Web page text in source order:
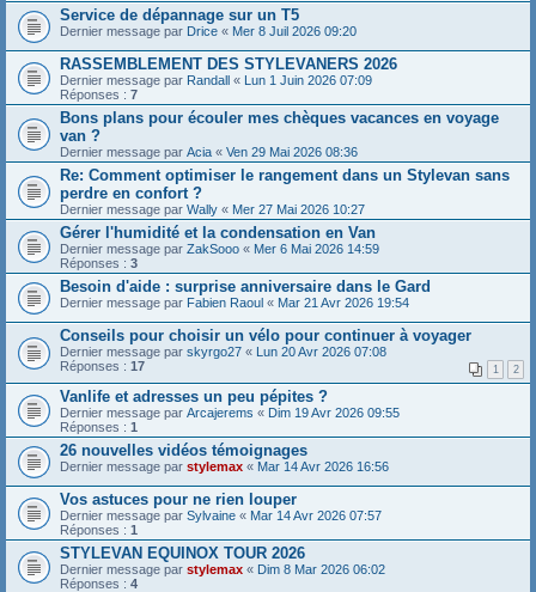
Service de dépannage sur un T5
Dernier message par Drice « Mer 8 Juil 2026 09:20
RASSEMBLEMENT DES STYLEVANERS 2026
Dernier message par Randall « Lun 1 Juin 2026 07:09
Réponses : 7
Bons plans pour écouler mes chèques vacances en voyage
van ?
Dernier message par Acia « Ven 29 Mai 2026 08:36
Re: Comment optimiser le rangement dans un Stylevan sans
perdre en confort ?
Dernier message par Wally « Mer 27 Mai 2026 10:27
Gérer l'humidité et la condensation en Van
Dernier message par ZakSooo « Mer 6 Mai 2026 14:59
Réponses : 3
Besoin d'aide : surprise anniversaire dans le Gard
Dernier message par Fabien Raoul « Mar 21 Avr 2026 19:54
Conseils pour choisir un vélo pour continuer à voyager
Dernier message par skyrgo27 « Lun 20 Avr 2026 07:08
Réponses : 17 1 2
Vanlife et adresses un peu pépites ?
Dernier message par Arcajerems « Dim 19 Avr 2026 09:55
Réponses : 1
26 nouvelles vidéos témoignages
Dernier message par stylemax « Mar 14 Avr 2026 16:56
Vos astuces pour ne rien louper
Dernier message par Sylvaine « Mar 14 Avr 2026 07:57
Réponses : 1
STYLEVAN EQUINOX TOUR 2026
Dernier message par stylemax « Dim 8 Mar 2026 06:02
Réponses : 4